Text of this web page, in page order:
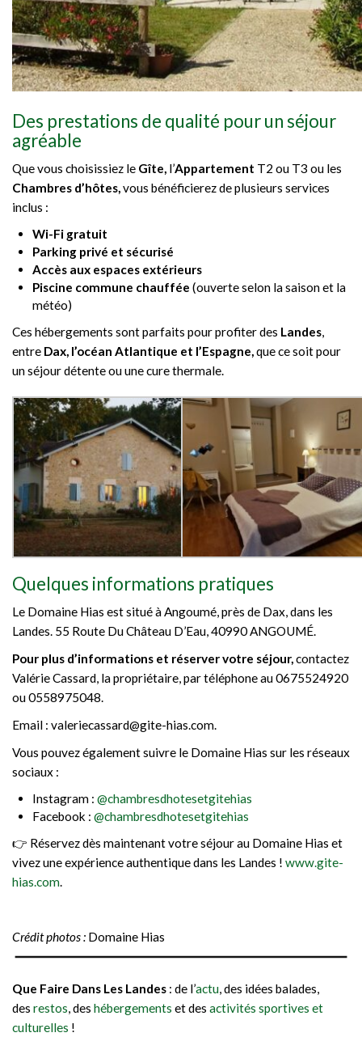
Des prestations de qualité pour un séjour
agréable
Que vous choisissiez le Gîte, l’Appartement T2 ou T3 ou les
Chambres d’hôtes, vous bénéficierez de plusieurs services
inclus :
Wi-Fi gratuit
Parking privé et sécurisé
Accès aux espaces extérieurs
Piscine commune chauffée (ouverte selon la saison et la
météo)
Ces hébergements sont parfaits pour profiter des Landes
entre Dax, l’océan Atlantique et l’Espagne, que ce soit pour
un séjour détente ou une cure thermale.
Quelques informations pratiques
Le Domaine Hias est situé à Angoumé, près de Dax, dans les
Landes. 55 Route Du Château D’Eau, 40990 ANGOUMÉ.
Pour plus d’informations et réserver votre séjour, contactez
Valérie Cassard, la propriétaire, par téléphone au 0675524920
ou 0558975048.
Email : valeriecassard@gite-hias.com.
Vous pouvez également suivre le Domaine Hias sur les réseaux
sociaux :
Instagram : @chambresdhotesetgitehias
Facebook : @chambresdhotesetgitehias
👉 Réservez dès maintenant votre séjour au Domaine Hias et
vivez une expérience authentique dans les Landes ! www.gite-
hias.com
Crédit photos : Domaine Hias
Que Faire Dans Les Landes : de l’actu, des idées balades,
des restos, des hébergements et des activités sportives et
culturelles !